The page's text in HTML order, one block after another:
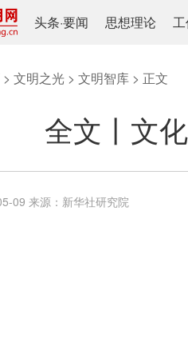
头条·要闻 思想理论
> 文明之光 > 文明智库 > 正文
全文丨文
09 来源： 新华社研究院